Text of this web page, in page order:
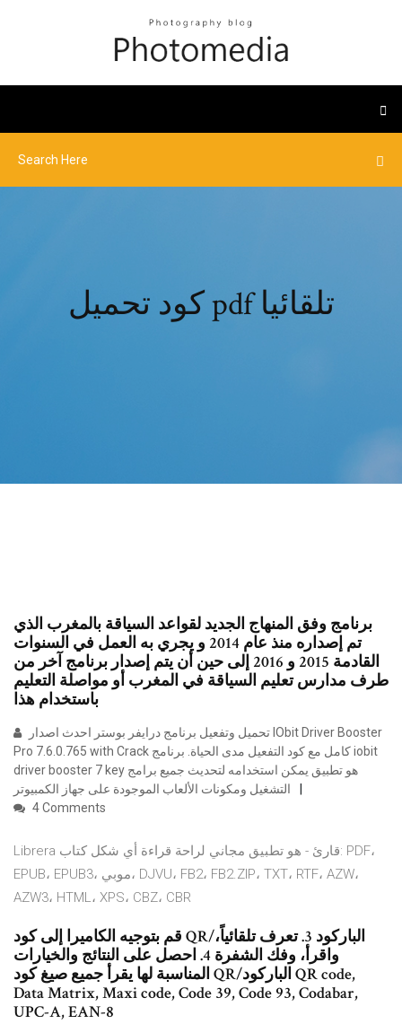
كود تحميل pdf تلقائيا
برنامج وفق المنهاج الجديد لقواعد السياقة بالمغرب الذي
تم إصداره منذ عام 2014 و يجري به العمل في السنوات
القادمة 2015 و 2016 إلى حين أن يتم إصدار برنامج آخر من
طرف مدارس تعليم السياقة في المغرب أو مواصلة التعليم
باستخدام هذا
Pro 7.6.0.765 with Crack كامل مع كود التفعيل مدى الحياة. برنامج iobit
driver booster 7 key هو تطبيق يمكن استخدامه لتحديث جميع برامج
التشغيل ومكونات الألعاب الموجودة على جهاز الكمبيوتر
4 Comments
Librera قارئ - هو تطبيق مجاني لراحة قراءة أي شكل كتاب: PDF،
EPUB، EPUB3، موبي، DJVU، FB2، FB2.ZIP، TXT، RTF، AZW،
AZW3، HTML، XPS، CBZ، CBR
قم بتوجيه الكاميرا إلى كود QR/الباركود 3. تعرف تلقائياً،
واقرأ، وفك الشفرة 4. احصل على النتائج والخيارات
المناسبة لها يقرأ جميع صيغ كود QR/الباركود QR code,
Data Matrix, Maxi code, Code 39, Code 93, Codabar,
UPC-A, EAN-8